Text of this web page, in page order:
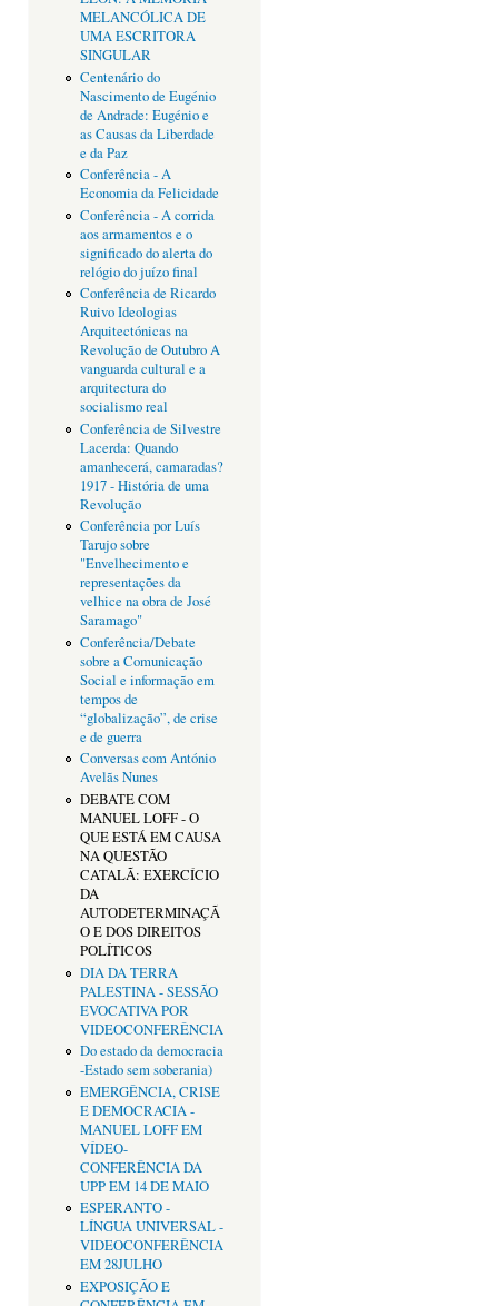
MELANCÓLICA DE
UMA ESCRITORA
SINGULAR
Centenário do
Nascimento de Eugénio
de Andrade: Eugénio e
as Causas da Liberdade
e da Paz
Conferência - A
Economia da Felicidade
Conferência - A corrida
aos armamentos e o
significado do alerta do
relógio do juízo final
Conferência de Ricardo
Ruivo Ideologias
Arquitectónicas na
Revolução de Outubro A
vanguarda cultural e a
arquitectura do
socialismo real
Conferência de Silvestre
Lacerda: Quando
amanhecerá, camaradas?
1917 - História de uma
Revolução
Conferência por Luís
Tarujo sobre
"Envelhecimento e
representações da
velhice na obra de José
Saramago"
Conferência/Debate
sobre a Comunicação
Social e informação em
tempos de
“globalização”, de crise
e de guerra
Conversas com António
Avelãs Nunes
DEBATE COM
MANUEL LOFF - O
QUE ESTÁ EM CAUSA
NA QUESTÃO
CATALÃ: EXERCÍCIO
DA
AUTODETERMINAÇÃ
O E DOS DIREITOS
POLÍTICOS
DIA DA TERRA
PALESTINA - SESSÃO
EVOCATIVA POR
VIDEOCONFERÊNCIA
Do estado da democracia
-Estado sem soberania)
EMERGÊNCIA, CRISE
E DEMOCRACIA -
MANUEL LOFF EM
VÍDEO-
CONFERÊNCIA DA
UPP EM 14 DE MAIO
ESPERANTO -
LÍNGUA UNIVERSAL -
VIDEOCONFERÊNCIA
EM 28JULHO
EXPOSIÇÃO E